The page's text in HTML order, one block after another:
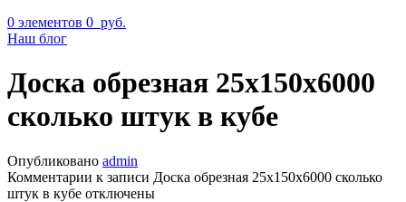
0 элементов 0 руб.
Наш блог
Доска обрезная 25х150х6000
сколько штук в кубе
Опубликовано admin
Комментарии к записи Доска обрезная 25х150х6000 сколько
штук в кубе отключены